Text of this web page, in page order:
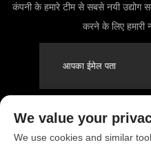
कंपनी के हमारे टीम से सबसे नयी उद्योग
करने के लिए हमारी
We value your
We use cookies and similar